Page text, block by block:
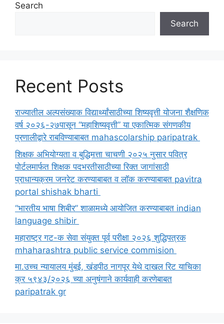
Search
Search
Recent Posts
राज्यातील अल्पसंख्याक विद्यार्थ्यांसाठीच्या शिष्यवृत्ती योजना शैक्षणिक
वर्ष २०२६-२७पासून “महाशिष्यवृत्ती” या एकात्मिक संगणकीय
प्रणालीद्वारे राबविण्याबाबत mahascolarship paripatrak
शिक्षक अभियोग्यता व बुद्धिमत्ता चाचणी २०२५ नुसार पवित्र
पोर्टलमार्फत शिक्षक पदभरतीसाठीच्या रिक्त जागांसाठी
प्राधान्यक्रम जनरेट करण्याबाबत व लॉक करण्याबाबत pavitra
portal shishak bharti
“भारतीय भाषा शिबीर” शाळामध्ये आयोजित करण्याबाबत indian
language shibir
महाराष्ट्र गट-क सेवा संयुक्त पूर्व परीक्षा २०२६ शुद्धिपत्रक
mhaharashtra public service commision
मा.उच्च न्यायालय मुंबई, खंडपीठ नागपूर येथे दाखल रिट याचिका
क्र ५९४३/२०२६ च्या अनुषंगाने कार्यवाही करणेबाबत
paripatrak gr